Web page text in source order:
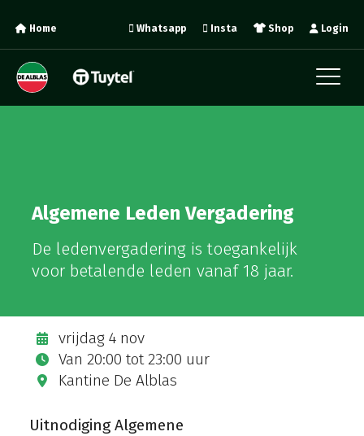
Home Login
Shop
Insta
Whatsapp
Algemene Leden Vergadering
De ledenvergadering is toegankelijk
voor betalende leden vanaf 18 jaar.
vrijdag 4 nov
Van 20:00 tot23:00 uur
Kantine De Alblas
Uitnodiging Algemene